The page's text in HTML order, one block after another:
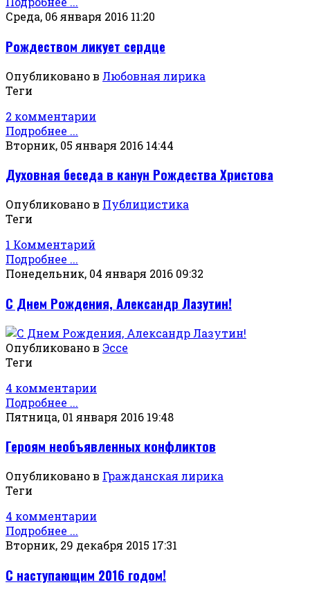
Среда, 06 января 2016 11:20
Рождеством ликует сердце
Опубликовано в Любовная лирика
Теги
2 комментарии
Подробнее ...
Вторник, 05 января 2016 14:44
Духовная беседа в канун Рождества Христова
Опубликовано в Публицистика
Теги
1 Комментарий
Подробнее ...
Понедельник, 04 января 2016 09:32
С Днем Рождения, Александр Лазутин!
Опубликовано в Эссе
Теги
4 комментарии
Подробнее ...
Пятница, 01 января 2016 19:48
Героям необъявленных конфликтов
Опубликовано в Гражданская лирика
Теги
4 комментарии
Подробнее ...
Вторник, 29 декабря 2015 17:31
С наступающим 2016 годом!